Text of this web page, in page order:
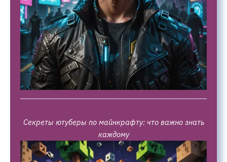
Секреты ютуберы по майнкрафту: что важно знать
каждому